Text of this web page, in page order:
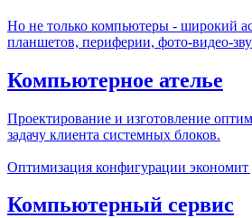
Но не только компьютеры - широкий
планшетов, периферии, фото-видео-
Компьютерное ателье
Проектирование и изготовление
задачу клиента системных блоков.
Оптимизация конфигурации экономит
Компьютерный сервис